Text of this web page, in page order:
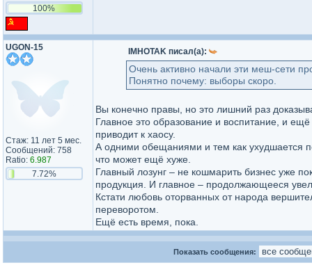
100%
UGON-15
Стаж: 11 лет 5 мес.
Сообщений: 758
Ratio: 6.987
7.72%
IMHOTAK писал(а):
Очень активно начали эти меш-сети
Понятно почему: выборы скоро.
Вы конечно правы, но это лишний раз
Главное это образование и воспитание, и
приводит к хаосу.
А одними обещаниями и тем как ухудшается
что может ещё хуже.
Главный лозунг – не кошмарить бизнес уже
продукция. И главное – продолжающееся
Кстати любовь оторванных от народа
переворотом.
Ещё есть время, пока.
Показать сообщения: